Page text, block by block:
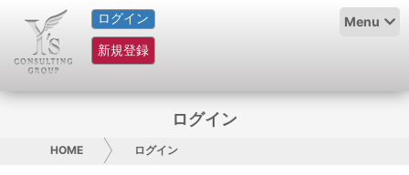
ログイン
新規登録
Menu
HOME
サービス紹介
グループ概要
ログイン
HOME ログイン